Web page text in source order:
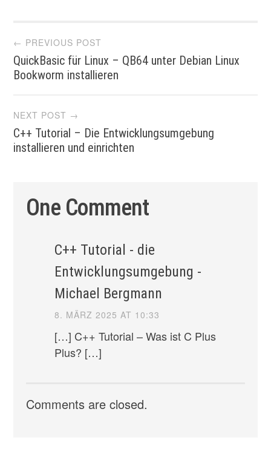
Post
navigation
← PREVIOUS POST
QuickBasic für Linux – QB64 unter Debian Linux
Bookworm installieren
NEXT POST →
C++ Tutorial – Die Entwicklungsumgebung
installieren und einrichten
One Comment
C++ Tutorial - die
Entwicklungsumgebung -
Michael Bergmann
8. MÄRZ 2025 AT 10:33
[…] C++ Tutorial – Was ist C Plus
Plus? […]
Comments are closed.